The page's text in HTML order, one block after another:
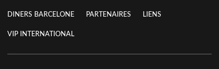
DINERS BARCELONE PARTENAIRES LIENS
VIP INTERNATIONAL